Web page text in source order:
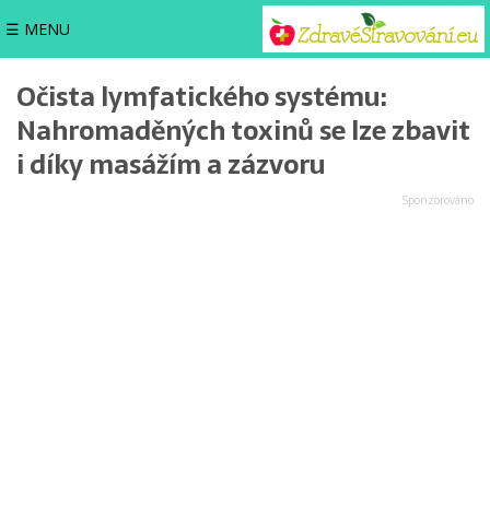
☰ MENU
Očista lymfatického systému:
Nahromaděných toxinů se lze zbavit
i díky masážím a zázvoru